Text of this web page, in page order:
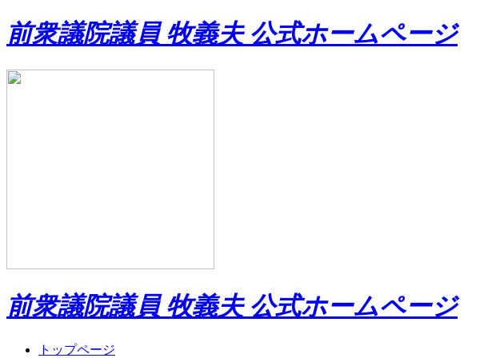
前衆議院議員 牧義夫 公式ホームページ
前衆議院議員 牧義夫 公式ホームページ
トップページ